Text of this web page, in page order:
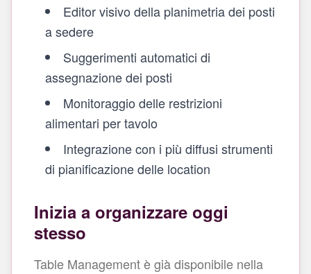
Editor visivo della planimetria dei posti
a sedere
Suggerimenti automatici di
assegnazione dei posti
Monitoraggio delle restrizioni
alimentari per tavolo
Integrazione con i più diffusi strumenti
di pianificazione delle location
Inizia a organizzare oggi
stesso
Table Management è già disponibile nella